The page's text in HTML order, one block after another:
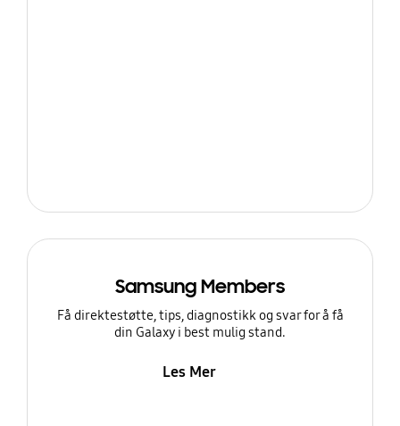
Samsung Members
Få direktestøtte, tips, diagnostikk og svar for å få
din Galaxy i best mulig stand.
Les Mer